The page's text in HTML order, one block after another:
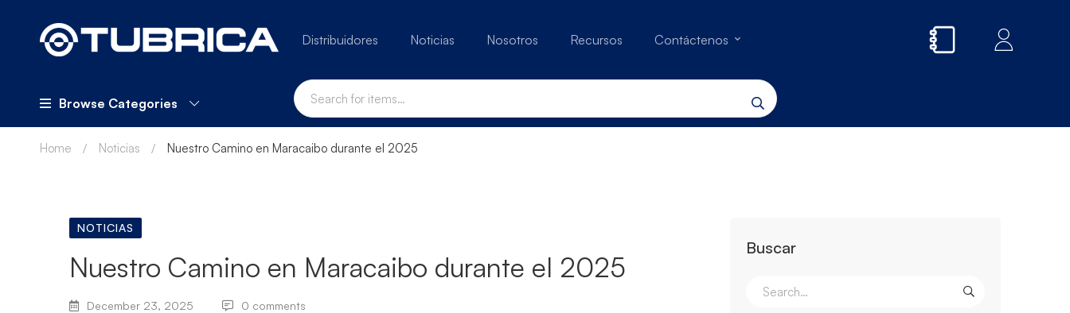
Distribuidores Noticias Nosotros Recursos Contáctenos
Browse Categories
Home Noticias Nuestro Camino en Maracaibo durante el 2025
NOTICIAS
Nuestro Camino en Maracaibo durante el 2025
December 23, 2025 0 comments
Buscar